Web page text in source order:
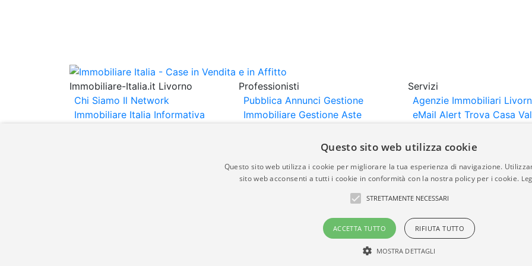
Immobiliare-Italia.it Livorno
Chi Siamo Il Network
Immobiliare Italia Informativa
Professionisti
Pubblica Annunci Gestione
Immobiliare Gestione Aste
Importazione
Servizi
Agenzie Immobiliari
eMail Alert Trova Casa
Gli annunci immobiliari presenti su immobiliare-italia.it vengono pubblicati da agenzie immobiliari e
italia.it quindi non è responsabile della veridicità, della correttezza, della completezza, della
Questo sito web utilizza cookie
Questo sito web utilizza i cookie per migliorare la tua esperienza di navigazione.
sito web acconsenti a tutti i cookie in conformità con la nostra policy per i cookie.
STRETTAMENTE NECESSARI
ACCETTA TUTTO RIFIUTA TUTTO
MOSTRA DETTAGLI